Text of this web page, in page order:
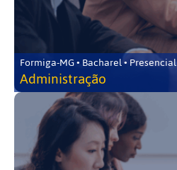
Formiga-MG • Bacharel • Presencial
Administração